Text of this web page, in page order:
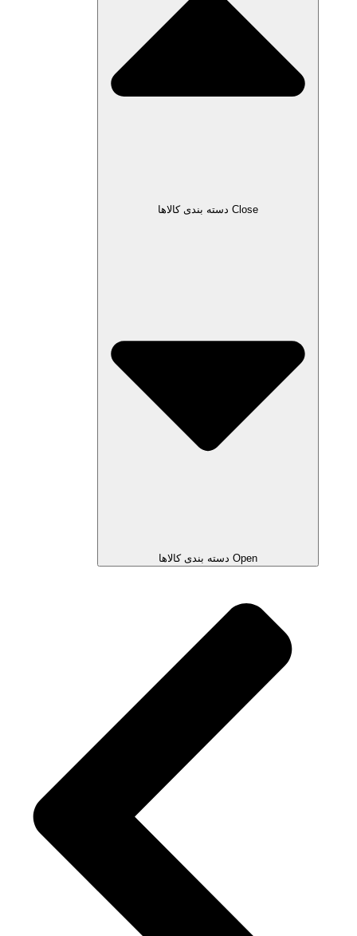
Close دسته بندی کالاها
Open دسته بندی کالاها